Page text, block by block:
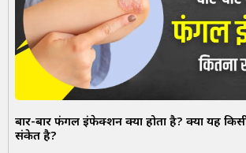
बार-बार फंगल इंफेक्शन क्यों होता है? क्या यह
संकेत है?